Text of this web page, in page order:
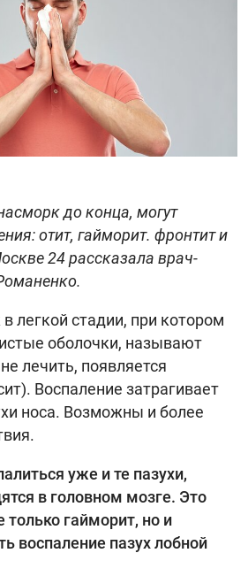
до конца, могут
отит, гайморит. фронтит и
24 рассказала врач-
легкой стадии, при котором
оболочки, называют
лечить, появляется
Воспаление затрагивает
носа. Возможны и более
уже и те пазухи,
в головном мозге. Это
гайморит, но и
воспаление пазух лобной